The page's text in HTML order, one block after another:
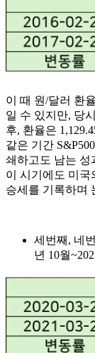
이 때 원/달러 환
일 수 있지만, 당
후, 환율은
같은 기간
쇄하고도 남는 성
이 시기에도 미국
승세를 기록하며
세번째, 네
년 10월